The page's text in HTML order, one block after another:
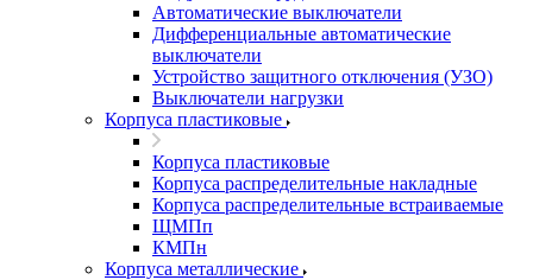
Автоматические выключатели
Дифференциальные автоматические
выключатели
Устройство защитного отключения (УЗО)
Выключатели нагрузки
Корпуса пластиковые
Корпуса пластиковые
Корпуса распределительные накладные
Корпуса распределительные встраиваемые
ЩМПп
КМПн
Корпуса металлические